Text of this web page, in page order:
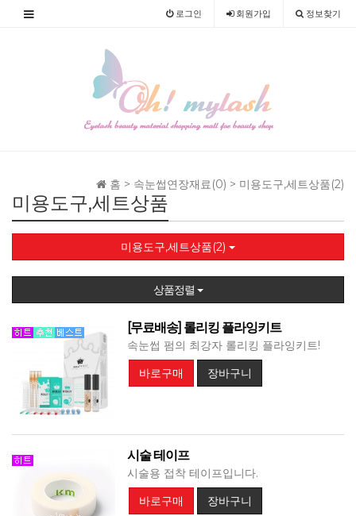
로그인 회원가입 정보찾기
홈 > 속눈썹연장재료(0) > 미용도구,세트상품(2)
미용도구,세트상품
미용도구,세트상품(2)
상품정렬
[무료배송] 롤리킹 플라잉키트
속눈썹 펌의 최강자 롤리킹 플라잉키트!
바로구매
장바구니
시술 테이프
시술용 접착 테이프입니다.
바로구매
장바구니